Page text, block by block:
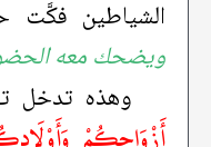
الشياطين
ويضحك معه
وهذه تدخل